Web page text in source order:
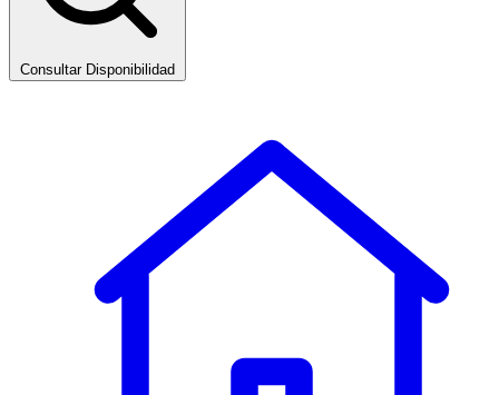
Consultar Disponibilidad